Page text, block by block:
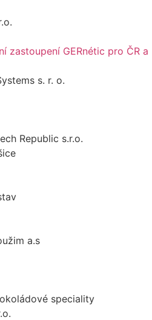
zastoupení GERnétic pro ČR a
s. r. o.
Republic s.r.o.
a.s
speciality